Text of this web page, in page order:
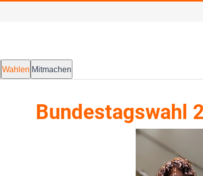
Wahlen Mitmachen
Bundestagswahl